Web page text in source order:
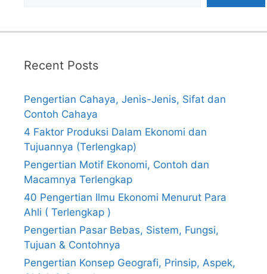
Recent Posts
Pengertian Cahaya, Jenis-Jenis, Sifat dan
Contoh Cahaya
4 Faktor Produksi Dalam Ekonomi dan
Tujuannya (Terlengkap)
Pengertian Motif Ekonomi, Contoh dan
Macamnya Terlengkap
40 Pengertian Ilmu Ekonomi Menurut Para
Ahli ( Terlengkap )
Pengertian Pasar Bebas, Sistem, Fungsi,
Tujuan & Contohnya
Pengertian Konsep Geografi, Prinsip, Aspek,